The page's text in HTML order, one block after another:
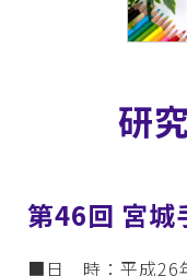
研
第46回 宮城
■日 時：平成26